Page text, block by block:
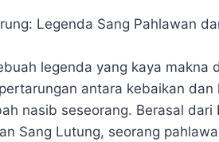
legenda yang kaya makna
antara kebaikan
nasib seseorang. Berasal dari
Sang Lutung, seorang